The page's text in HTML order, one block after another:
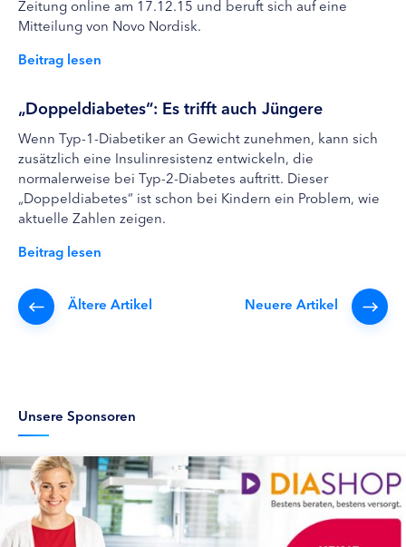
Zeitung online am 17.12.15 und beruft sich auf eine
Mitteilung von Novo Nordisk.
Beitrag lesen
„Doppeldiabetes“: Es trifft auch Jüngere
Wenn Typ-1-Diabetiker an Gewicht zunehmen, kann sich
zusätzlich eine Insulinresistenz entwickeln, die
normalerweise bei Typ-2-Diabetes auftritt. Dieser
„Doppeldiabetes“ ist schon bei Kindern ein Problem, wie
aktuelle Zahlen zeigen.
Beitrag lesen
Neuere Artikel
Ältere Artikel
Unsere Sponsoren